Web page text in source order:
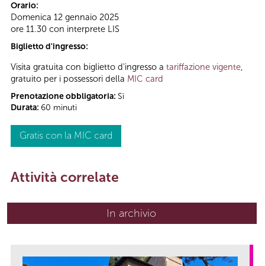
Orario:
Domenica 12 gennaio 2025
ore 11.30 con interprete LIS
Biglietto d'ingresso:
Visita gratuita con biglietto d'ingresso a tariffazione vigente,
gratuito per i possessori della MIC card
Prenotazione obbligatoria: Sì
Durata: 60 minuti
Gratis con la MIC card
Attività correlate
In archivio